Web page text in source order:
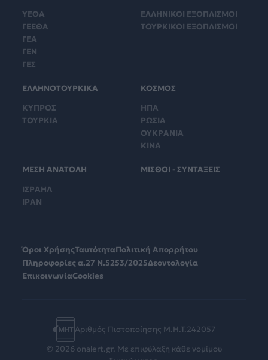
ΥΕΘΑ
ΓΕΕΘΑ
ΓΕΑ
ΓΕΝ
ΓΕΣ
ΕΛΛΗΝΙΚΟΙ ΕΞΟΠΛΙΣΜΟΙ
ΤΟΥΡΚΙΚΟΙ ΕΞΟΠΛΙΣΜΟΙ
ΕΛΛΗΝΟΤΟΥΡΚΙΚΑ
ΚΥΠΡΟΣ
ΤΟΥΡΚΙΑ
ΚΟΣΜΟΣ
ΗΠΑ
ΡΩΣΙΑ
ΟΥΚΡΑΝΙΑ
ΚΙΝΑ
ΜΕΣΗ ΑΝΑΤΟΛΗ
ΙΣΡΑΗΛ
ΙΡΑΝ
ΜΙΣΘΟΙ - ΣΥΝΤΑΞΕΙΣ
Όροι ΧρήσηςΤαυτότηταΠολιτική Απορρήτου
Πληροφορίες α.27 Ν.5253/2025Δεοντολογία
ΕπικοινωνίαCookies
Αριθμός Πιστοποίησης Μ.Η.Τ.242057
© 2026 onalert.gr. Με επιφύλαξη κάθε νομίμου